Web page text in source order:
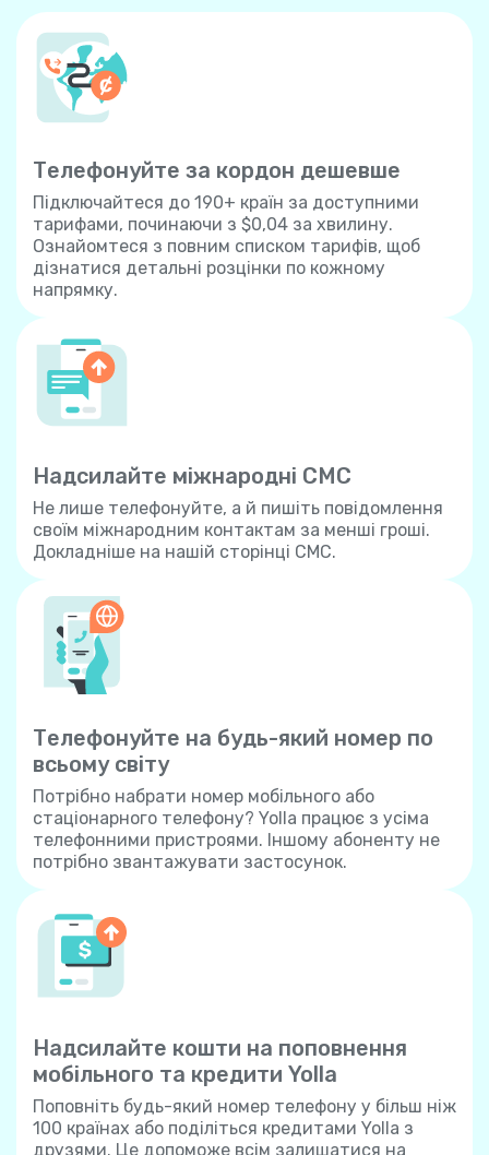
Телефонуйте за кордон дешевше
Підключайтеся до 190+ країн за доступними
тарифами, починаючи з $0,04 за хвилину.
Ознайомтеся з повним списком тарифів, щоб
дізнатися детальні розцінки по кожному
напрямку.
Надсилайте міжнародні СМС
Не лише телефонуйте, а й пишіть повідомлення
своїм міжнародним контактам за менші гроші.
Докладніше на нашій сторінці СМС.
Телефонуйте на будь-який номер по
всьому світу
Потрібно набрати номер мобільного або
стаціонарного телефону? Yolla працює з усіма
телефонними пристроями. Іншому абоненту не
потрібно звантажувати застосунок.
Надсилайте кошти на поповнення
мобільного та кредити Yolla
Поповніть будь-який номер телефону у більш ніж
100 країнах або поділіться кредитами Yolla з
друзями. Це допоможе всім залишатися на